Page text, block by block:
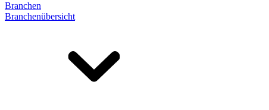
Branchen
Branchenübersicht